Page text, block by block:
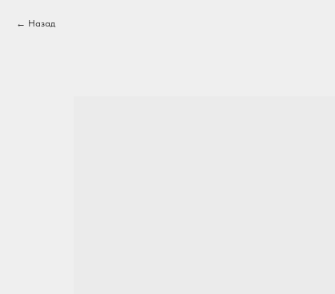
Назад